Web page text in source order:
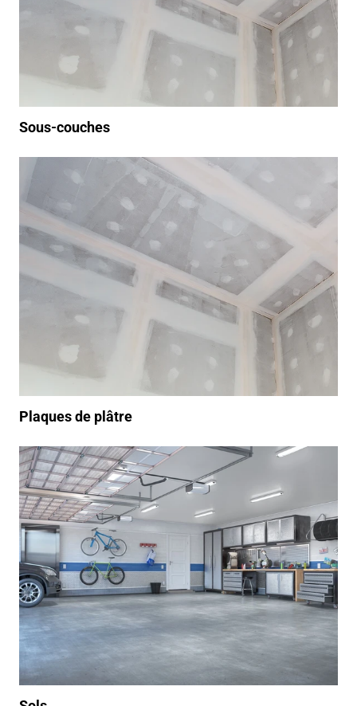
Sous-couches
Plaques de plâtre
/produits-interieur-plaques-de-platre-2
/produits/peinture-int%C3%A9rieur/sol